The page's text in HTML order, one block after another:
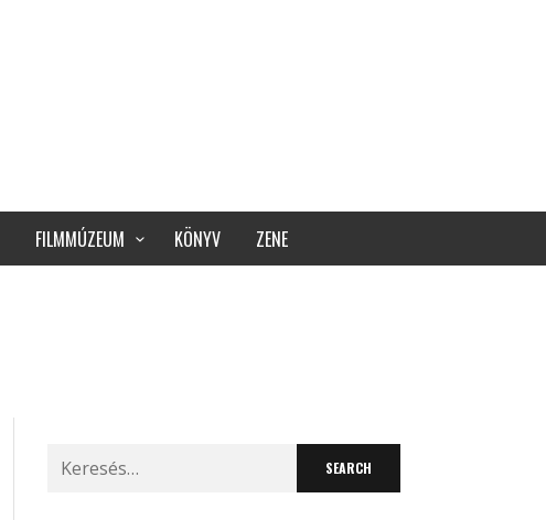
FILMMÚZEUM KÖNYV ZENE
Search
for: